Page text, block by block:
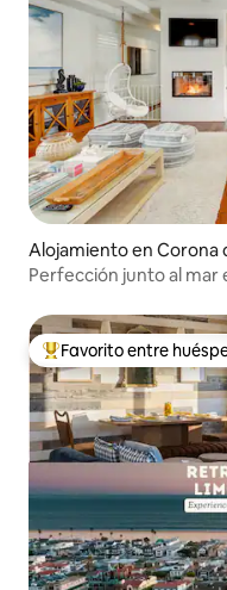
Alojamiento en Corona
Perfección junto al mar
Favorito entre los
Favorito entre